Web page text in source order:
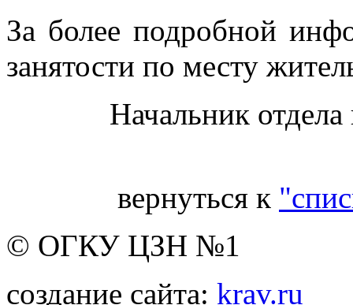
За более подробной
занятости по месту
Начальник
вернуться к
© ОГКУ ЦЗН №1
создание сайта: krav.ru